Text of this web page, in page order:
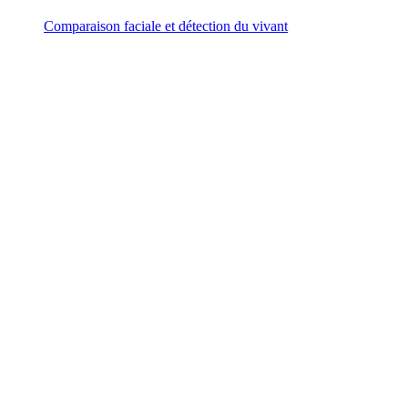
Comparaison faciale et détection du vivant